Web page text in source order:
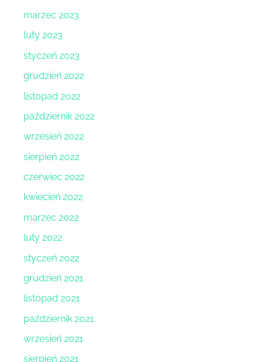
marzec 2023
luty 2023
styczeń 2023
grudzień 2022
listopad 2022
październik 2022
wrzesień 2022
sierpień 2022
czerwiec 2022
kwiecień 2022
marzec 2022
luty 2022
styczeń 2022
grudzień 2021
listopad 2021
październik 2021
wrzesień 2021
sierpień 2021